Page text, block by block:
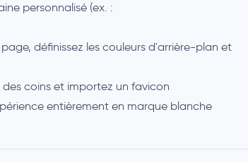
personnalisé (ex. :
définissez les couleurs d'arrière-plan et
coins et importez un favicon
entièrement en marque blanche